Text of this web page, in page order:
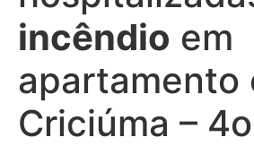
incêndio em
apartamento
Criciúma –